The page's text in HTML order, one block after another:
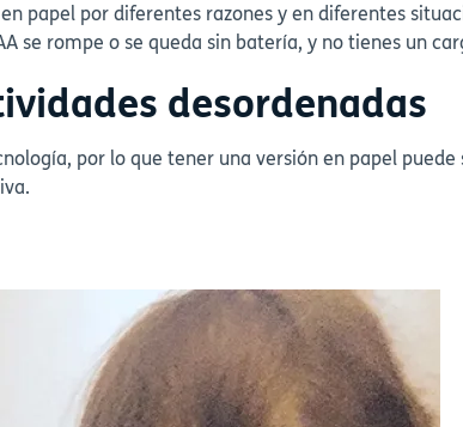
papel por diferentes razones y en diferentes
se rompe o se queda sin batería, y no tienes un
desordenadas
por lo que tener una versión en papel